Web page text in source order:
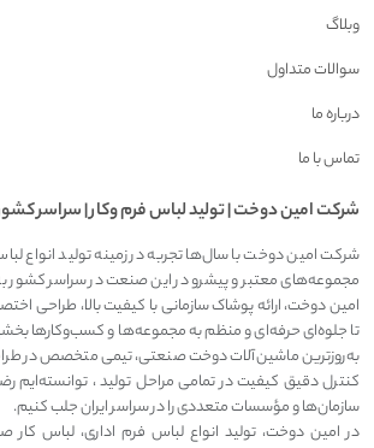
وبلاگ
سوالات متداول
درباره ما
تماس با ما
شرکت امين دوخت | توليد لباس فرم وکار | سراسر
شرکت امین دوخت با سال‌ها تجربه در زمینه تولید انواع
مجموعه‌های معتبر و پیشرو در این صنعت در سراسر کشور
امین دوخت، ارائه پوشاک سازمانی با کیفیت بالا، طراحی
تا جلوه‌ای حرفه‌ای و منظم به مجموعه‌ها و کسب‌وکارها
به‌روزترین ماشین‌آلات دوخت صنعتی، تیمی متخصص در
کنترل دقیق کیفیت در تمامی مراحل تولید ، توانسته‌ایم
سازمان‌ها و مؤسسات متعددی را در سراسر ایران جلب کنیم.
در امین دوخت، تولید انواع لباس فرم اداری، لباس کار